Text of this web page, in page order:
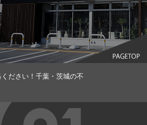
ださい！千葉・茨城の不